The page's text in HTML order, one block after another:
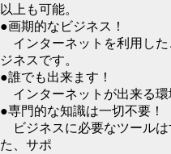
以上も可能。
●画期的なビジネス！
インターネットを利用し
ジネスです。
●誰でも出来ます！
インターネットが出来る環
●専門的な知識は一切不要！
ビジネスに必要なツールは
た、サポ